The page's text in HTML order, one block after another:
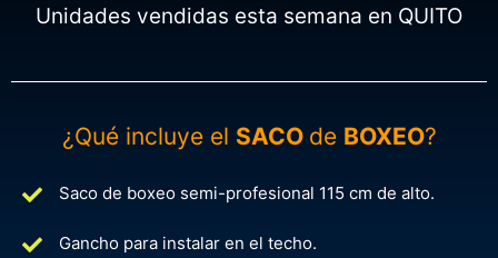
Unidades vendidas esta semana en QUITO
¿Qué incluye el SACO de BOXEO?
Saco de boxeo semi-profesional 115 cm de alto.
Gancho para instalar en el techo.